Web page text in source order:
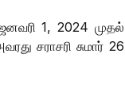
1, 2024 முதல்
சராசரி சுமார் 26